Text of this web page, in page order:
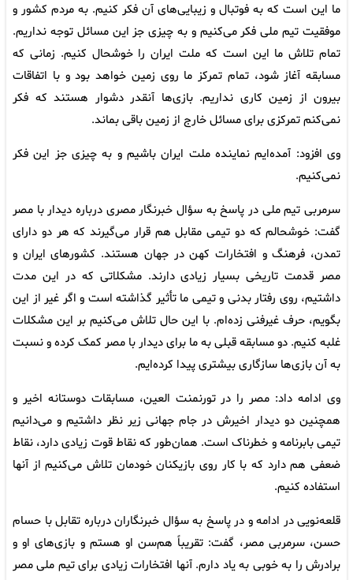
ما این است که به فوتبال و زیبایی‌های آن فکر کنیم. به مردم کشور و
موفقیت تیم ملی فکر می‌کنیم و به چیزی جز این مسائل توجه نداریم.
تمام تلاش ما این است که ملت ایران را خوشحال کنیم. زمانی که
مسابقه آغاز شود، تمام تمرکز ما روی زمین خواهد بود و با اتفاقات
بیرون از زمین کاری نداریم. بازی‌ها آنقدر دشوار هستند که فکر
نمی‌کنم تمرکزی برای مسائل خارج از زمین باقی بماند.
وی افزود: آمده‌ایم نماینده ملت ایران باشیم و به چیزی جز این فکر
نمی‌کنیم.
سرمربی تیم ملی در پاسخ به سؤال خبرنگار مصری درباره دیدار با مصر
گفت: خوشحالم که دو تیمی مقابل هم قرار می‌گیرند که هر دو دارای
تمدن، فرهنگ و افتخارات کهن در جهان هستند. کشورهای ایران و
مصر قدمت تاریخی بسیار زیادی دارند. مشکلاتی که در این مدت
داشتیم، روی رفتار بدنی و تیمی ما تأثیر گذاشته است و اگر غیر از این
بگویم، حرف غیرفنی زده‌ام. با این حال تلاش می‌کنیم بر این مشکلات
غلبه کنیم. دو مسابقه قبلی به ما برای دیدار با مصر کمک کرده و نسبت
به آن بازی‌ها سازگاری بیشتری پیدا کرده‌ایم.
وی ادامه داد: مصر را در تورنمنت العین، مسابقات دوستانه اخیر و
همچنین دو دیدار اخیرش در جام جهانی زیر نظر داشتیم و می‌دانیم
تیمی بابرنامه و خطرناک است. همان‌طور که نقاط قوت زیادی دارد، نقاط
ضعفی هم دارد که با کار روی بازیکنان خودمان تلاش می‌کنیم از آنها
استفاده کنیم.
قلعه‌نویی در ادامه و در پاسخ به سؤال خبرنگاران درباره تقابل با حسام
حسن، سرمربی مصر، گفت: تقریباً هم‌سن او هستم و بازی‌های او و
برادرش را به خوبی به یاد دارم. آنها افتخارات زیادی برای تیم ملی مصر